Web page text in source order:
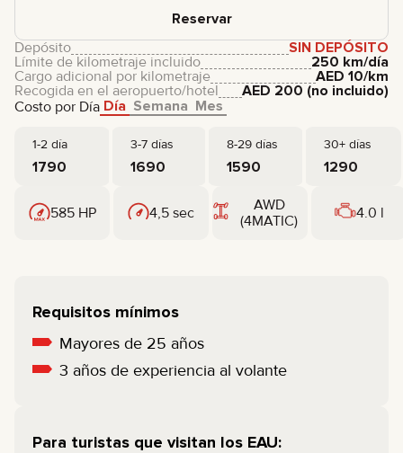
Reservar
Costo por Día Día Semana Mes
1-2 día 3-7 días 8-29 días 30+ días
1790 1690 1590 1290
Depósito
SIN DEPÓSITO
Límite de kilometraje incluido
250 km/día
Cargo adicional por kilometraje
AED 10/km
Recogida en el aeropuerto/hotel
AED 200 (no incluido)
585 HP 4,5 sec
AWD
(4MATIC)
4.0 l
Requisitos mínimos
Mayores de 25 años
3 años de experiencia al volante
Para turistas que visitan los EAU: